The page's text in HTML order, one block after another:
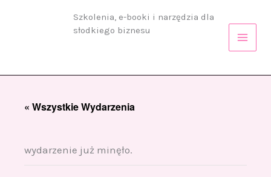
Szkolenia, e-booki i narzędzia dla
słodkiego biznesu
« Wszystkie Wydarzenia
wydarzenie już minęło.